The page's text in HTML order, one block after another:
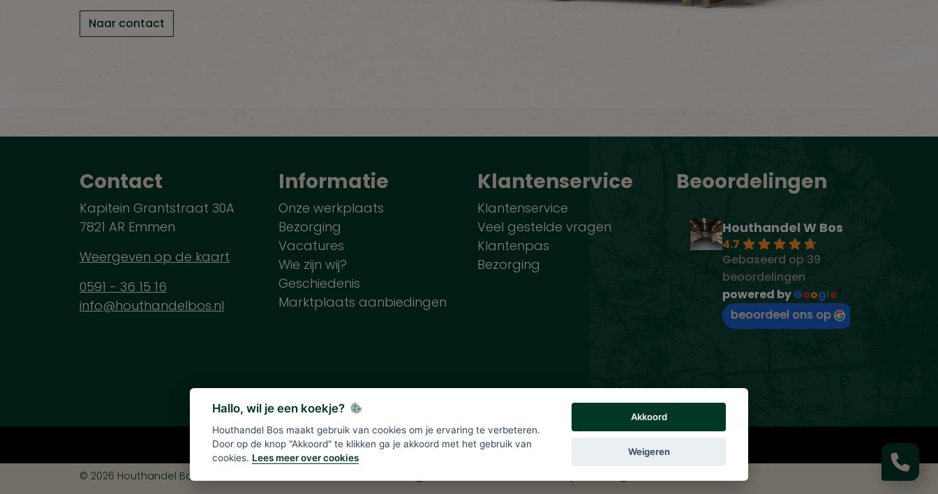
Naar contact
Contact
Kapitein Grantstraat 30A
7821 AR Emmen
Weergeven op de kaart
0591 - 36 15 16
info@houthandelbos.nl
Informatie
Onze werkplaats
Bezorging
Vacatures
Wie zijn wij?
Geschiedenis
Marktplaats aanbiedingen
Klantenservice
Klantenservice
Veel gestelde vragen
Klantenpas
Bezorging
Beoordelingen
Houthandel W Bos
4.7
Gebaseerd op 39
beoordelingen
powered byGoogle
beoordeel ons op
Alle vermelde prijzen zijn onder voorbehoud en incl. 21% BTW. Tenzij anders vermeld.
© 2026 Houthandel Bos
Hallo, wil je een koekje?
Houthandel Bos maakt gebruik van cookies om je ervaring te verbeteren.
Door op de knop "Akkoord" te klikken ga je akkoord met het gebruik van
cookies. Lees meer over cookies
Akkoord
Weigeren